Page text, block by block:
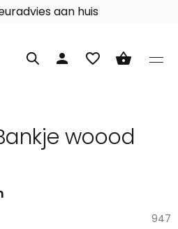
aan huis
person favorite_border shopping_basket
woood
947